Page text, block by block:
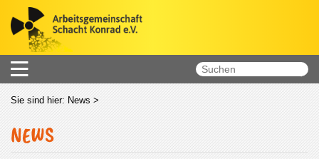
Sie sind hier: News >
NEWS